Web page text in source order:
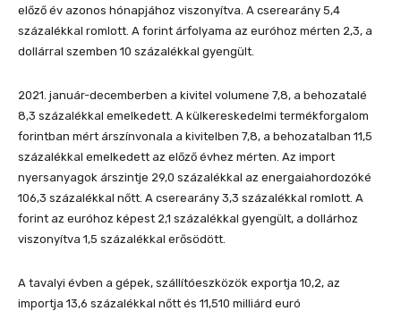
előző év azonos hónapjához viszonyítva. A cserearány 5,4
százalékkal romlott. A forint árfolyama az euróhoz mérten 2,3, a
dollárral szemben 10 százalékkal gyengült.
2021. január-decemberben a kivitel volumene 7,8, a behozatalé
8,3 százalékkal emelkedett. A külkereskedelmi termékforgalom
forintban mért árszínvonala a kivitelben 7,8, a behozatalban 11,5
százalékkal emelkedett az előző évhez mérten. Az import
nyersanyagok árszintje 29,0 százalékkal az energaiahordozóké
106,3 százalékkal nőtt. A cserearány 3,3 százalékkal romlott. A
forint az euróhoz képest 2,1 százalékkal gyengült, a dollárhoz
viszonyítva 1,5 százalékkal erősödött.
A tavalyi évben a gépek, szállítóeszközök exportja 10,2, az
importja 13,6 százalékkal nőtt és 11,510 milliárd euró